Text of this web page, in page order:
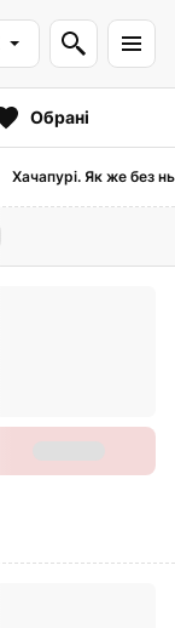
Обрані
Хачапурі. Як же без